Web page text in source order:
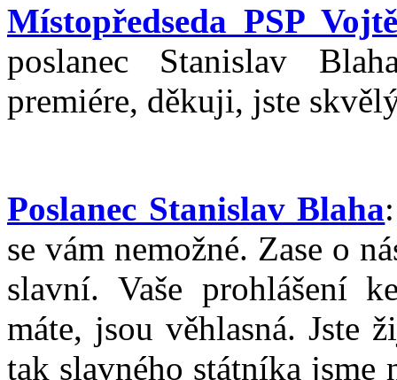
Místopředseda PSP
poslanec Stanislav
premiére, děkuji, jste
Poslanec Stanislav Blaha
se vám nemožné. Zase o
slavní. Vaše prohlášení
máte, jsou věhlasná. Jste
tak slavného státníka jsme